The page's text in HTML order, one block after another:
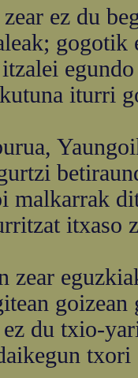
ez du
gogotik
iturri
malkarrak
itxaso
zear
goizean
ez du txio-
txori